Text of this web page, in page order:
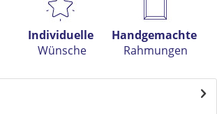
Individuelle
Wünsche
Handgemachte
Rahmungen